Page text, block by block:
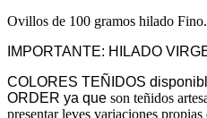
Ovillos de 100 gramos hilado Fino.
IMPORTANTE: HILADO
COLORES TEÑIDOS
ORDER ya que son teñidos
presentar leves variaciones